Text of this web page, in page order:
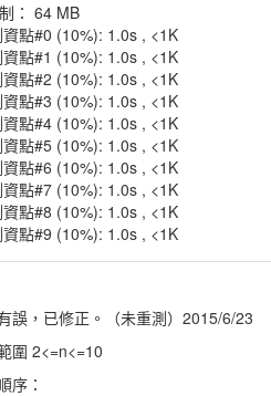
： 64 MB
點#0 (10%): 1.0s , <1K
點#1 (10%): 1.0s , <1K
點#2 (10%): 1.0s , <1K
點#3 (10%): 1.0s , <1K
點#4 (10%): 1.0s , <1K
點#5 (10%): 1.0s , <1K
點#6 (10%): 1.0s , <1K
點#7 (10%): 1.0s , <1K
點#8 (10%): 1.0s , <1K
點#9 (10%): 1.0s , <1K
誤，已修正。（未重測）2015/6/23
圍 2<=n<=10
序：